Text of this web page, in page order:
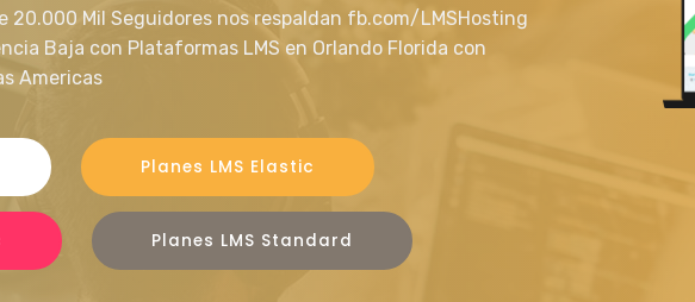
20.000 Mil Seguidores nos respaldan fb.com/LMSHosting
Baja con Plataformas LMS en Orlando Florida con
Americas
Planes LMS Elastic
Planes LMS Standard